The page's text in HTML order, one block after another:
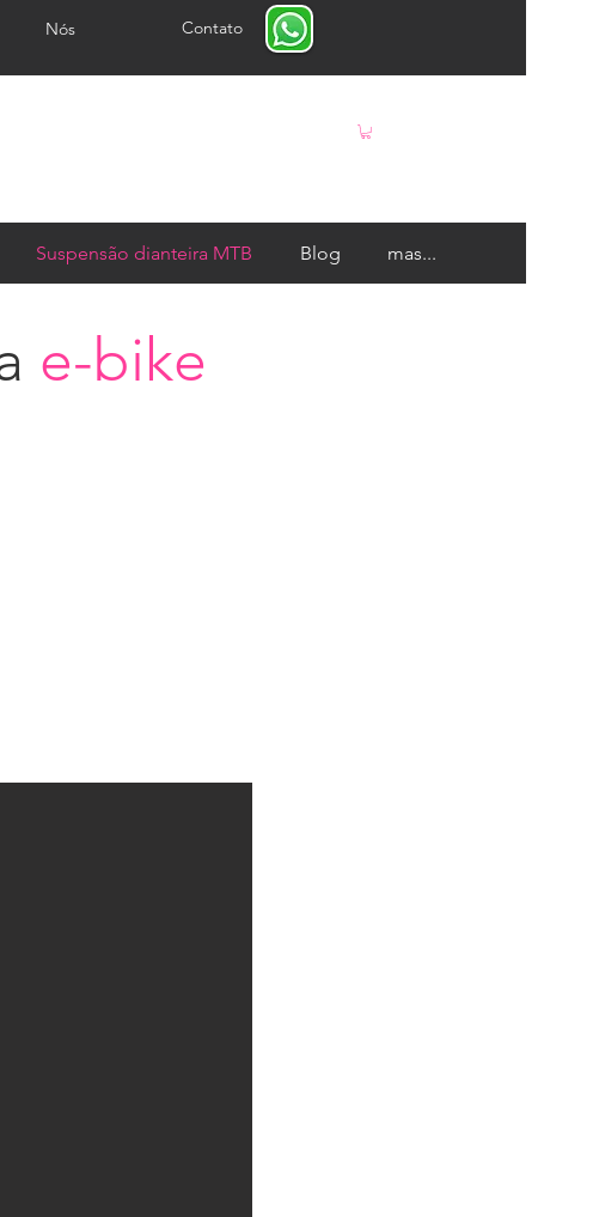
Nós Contato
Suspensão dianteira MTB Blog mas...
e-bike